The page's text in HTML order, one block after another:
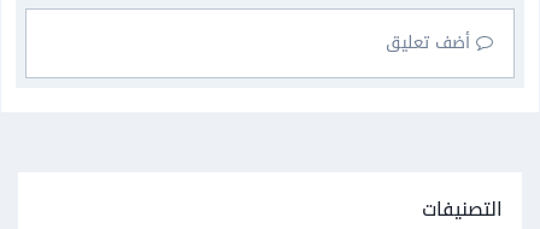
أضف تعليق
التصنيفات